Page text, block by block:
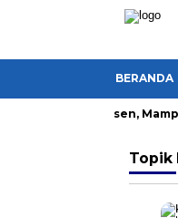
BERANDA
Henrique Absen,
Topik